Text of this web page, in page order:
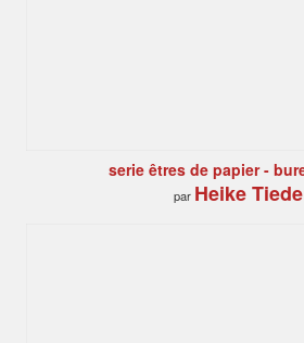
serie êtres de papier -
par Heike Tiede